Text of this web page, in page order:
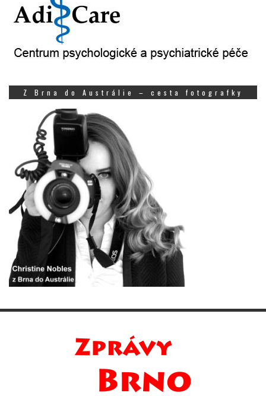
Z Brna do Austrálie – cesta fotografky